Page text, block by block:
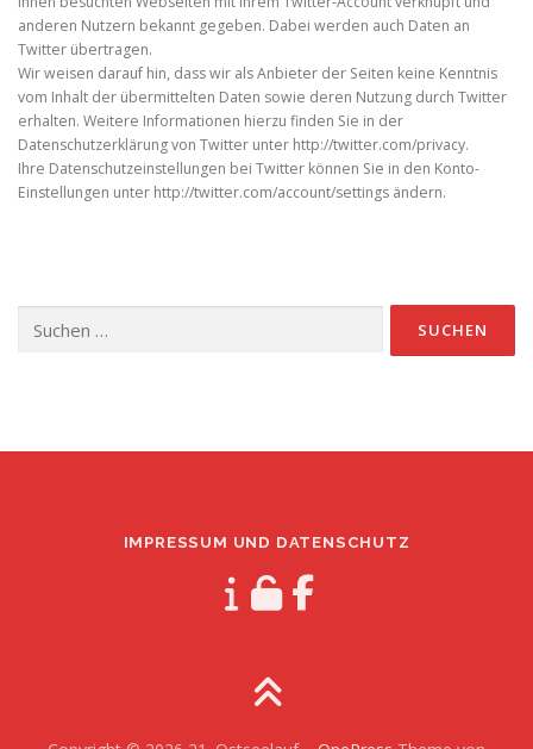
anderen Nutzern bekannt gegeben. Dabei werden auch Daten an
Twitter übertragen.
Wir weisen darauf hin, dass wir als Anbieter der Seiten keine Kenntnis
vom Inhalt der übermittelten Daten sowie deren Nutzung durch Twitter
erhalten. Weitere Informationen hierzu finden Sie in der
Datenschutzerklärung von Twitter unter http://twitter.com/privacy.
Ihre Datenschutzeinstellungen bei Twitter können Sie in den Konto-
Einstellungen unter http://twitter.com/account/settings ändern.
nach:
IMPRESSUM UND DATENSCHUTZ